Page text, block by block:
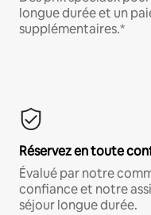
longue durée et un
supplémentaires.*
Réservez en toute
Évalué par notre
confiance et notre
séjour longue durée.